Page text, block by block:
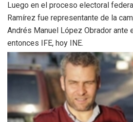
Luego en el proceso electoral
Ramírez fue representante de la
Andrés Manuel López Obrador ante
entonces IFE, hoy INE.